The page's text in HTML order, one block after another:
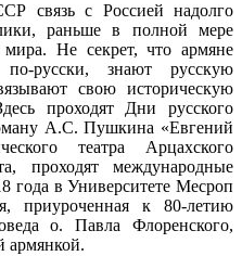
связь с Россией надолго
раньше в полной мере
мира. Не секрет, что армяне
русски, знают русскую
свою историческую
проходят Дни русского
А.С. Пушкина «Евгений
театра Арцахского
проходят международные
года в Университете Месроп
приуроченная к 80-летию
о. Павла Флоренского,
армянкой.